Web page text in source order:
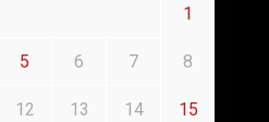
1
5 6 7 8
12 13 14 15